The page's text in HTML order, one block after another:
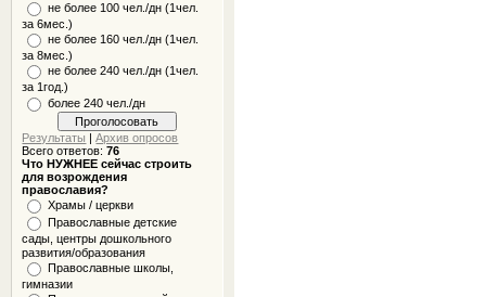
не более 100 чел./дн (1чел.
за 6мес.)
не более 160 чел./дн (1чел.
за 8мес.)
не более 240 чел./дн (1чел.
за 1год.)
более 240 чел./дн
Результаты |Архив опросов
Всего ответов:76
Что НУЖНЕЕ сейчас строить
для возрождения
православия?
Храмы / церкви
Православные детские
сады, центры дошкольного
развития/образования
Православные школы,
гимназии